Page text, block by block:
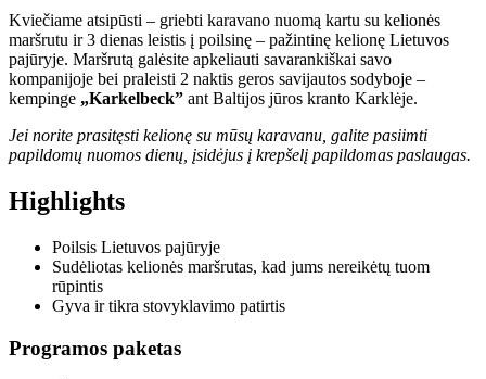
Kviečiame atsipūsti – griebti karavano nuomą kartu su kelionės
maršrutu ir 3 dienas leistis į poilsinę – pažintinę kelionę Lietuvos
pajūryje. Maršrutą galėsite apkeliauti savarankiškai savo
kompanijoje bei praleisti 2 naktis geros savijautos sodyboje –
kempinge „Karkelbeck” ant Baltijos jūros kranto Karklėje.
Jei norite prasitęsti kelionę su mūsų karavanu, galite pasiimti
papildomų nuomos dienų, įsidėjus į krepšelį papildomas paslaugas.
Highlights
Poilsis Lietuvos pajūryje
Sudėliotas kelionės maršrutas, kad jums nereikėtų tuom
rūpintis
Gyva ir tikra stovyklavimo patirtis
Programos paketas